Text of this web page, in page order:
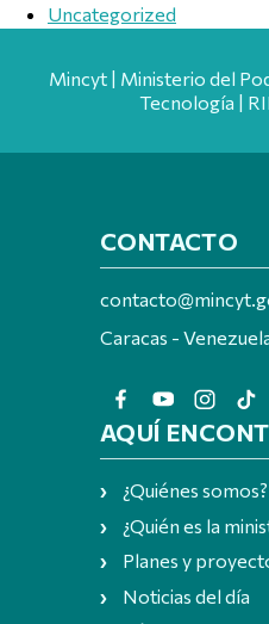
Uncategorized
Mincyt | Ministerio del
Tecnología |
CONTACTO
Caracas -
AQUÍ
¿Quiénes somos?
¿Quién es la
Planes y
Noticias del día